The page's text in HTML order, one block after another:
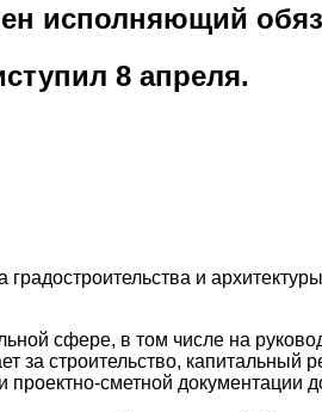
исполняющий
8 апреля.
и
сфере, в том числе на
за строительство,
документации